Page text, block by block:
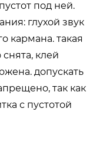
под ней.
глухой звук
кармана. такая
клей
допускать
так как
с пустотой